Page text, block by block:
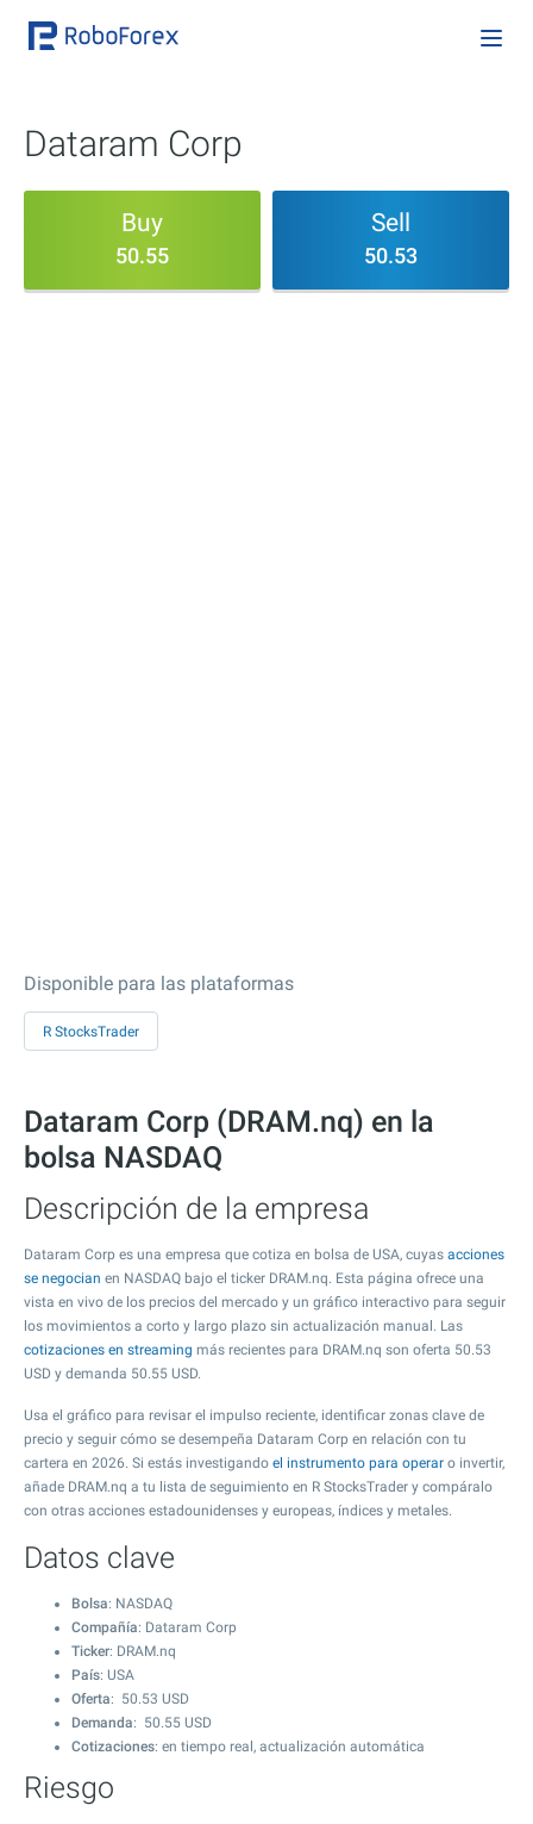
Dataram Corp
Buy
50.55
Sell
50.53
Disponible para las plataformas
R StocksTrader
Dataram Corp (DRAM.nq) en la
bolsa NASDAQ
Descripción de la empresa
Dataram Corp es una empresa que cotiza en bolsa de USA, cuyas acciones
se negocian en NASDAQ bajo el ticker DRAM.nq. Esta página ofrece una
vista en vivo de los precios del mercado y un gráfico interactivo para seguir
los movimientos a corto y largo plazo sin actualización manual. Las
cotizaciones en streaming más recientes para DRAM.nq son oferta 50.53
USD y demanda 50.55 USD.
Usa el gráfico para revisar el impulso reciente, identificar zonas clave de
precio y seguir cómo se desempeña Dataram Corp en relación con tu
cartera en 2026. Si estás investigando el instrumento para operar o invertir,
añade DRAM.nq a tu lista de seguimiento en R StocksTrader y compáralo
con otras acciones estadounidenses y europeas, índices y metales.
Datos clave
Bolsa: NASDAQ
Compañía: Dataram Corp
Ticker: DRAM.nq
País: USA
Oferta: 50.53 USD
Demanda: 50.55 USD
Cotizaciones: en tiempo real, actualización automática
Riesgo